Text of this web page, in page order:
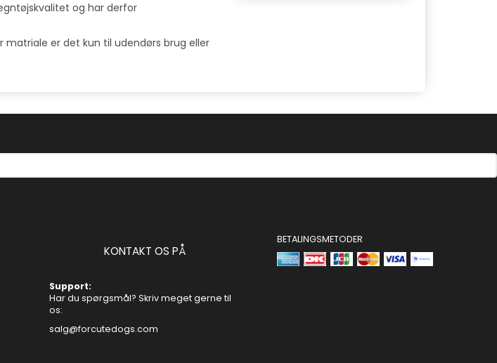
og har derfor
matriale er det kun til udendørs brug eller
KONTAKT OS PÅ
Support:
Har du spørgsmål? Skriv meget gerne til
os:
salg@forcutedogs.com
BETALINGSMETODER